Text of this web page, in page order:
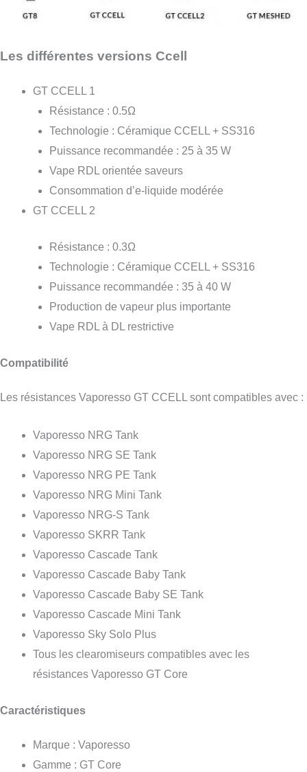
Les différentes versions Ccell
GT CCELL 1
Résistance : 0.5Ω
Technologie : Céramique CCELL + SS316
Puissance recommandée : 25 à 35 W
Vape RDL orientée saveurs
Consommation d’e-liquide modérée
GT CCELL 2
Résistance : 0.3Ω
Technologie : Céramique CCELL + SS316
Puissance recommandée : 35 à 40 W
Production de vapeur plus importante
Vape RDL à DL restrictive
Compatibilité
Les résistances Vaporesso GT CCELL sont compatibles avec :
Vaporesso NRG Tank
Vaporesso NRG SE Tank
Vaporesso NRG PE Tank
Vaporesso NRG Mini Tank
Vaporesso NRG-S Tank
Vaporesso SKRR Tank
Vaporesso Cascade Tank
Vaporesso Cascade Baby Tank
Vaporesso Cascade Baby SE Tank
Vaporesso Cascade Mini Tank
Vaporesso Sky Solo Plus
Tous les clearomiseurs compatibles avec les
résistances Vaporesso GT Core
Caractéristiques
Marque : Vaporesso
Gamme : GT Core